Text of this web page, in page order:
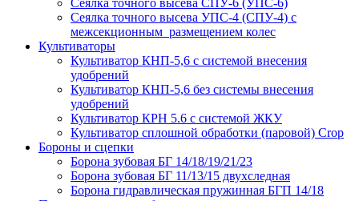
Сеялка точного высева СПУ-6 (УПС-6)
Сеялка точного высева УПС-4 (СПУ-4) с
межсекционным размещением колес
Культиваторы
Культиватор КНП-5,6 с системой внесения
удобрений
Культиватор КНП-5,6 без системы внесения
удобрений
Культиватор КРН 5.6 с системой ЖКУ
Культиватор сплошной обработки (паровой) Crop
Бороны и сцепки
Борона зубовая БГ 14/18/19/21/23
Борона зубовая БГ 11/13/15 двухследная
Борона гидравлическая пружинная БГП 14/18